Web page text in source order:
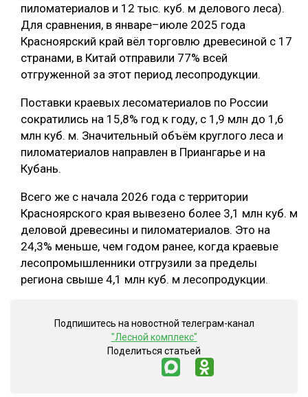
пиломатериалов и 12 тыс. куб. м делового леса).
Для сравнения, в январе–июле 2025 года
Красноярский край вёл торговлю древесиной с 17
странами, в Китай отправили 77% всей
отгруженной за этот период лесопродукции.
Поставки краевых лесоматериалов по России
сократились на 15,8% год к году, с 1,9 млн до 1,6
млн куб. м. Значительный объём круглого леса и
пиломатериалов направлен в Приангарье и на
Кубань.
Всего же с начала 2026 года с территории
Красноярского края вывезено более 3,1 млн куб. м
деловой древесины и пиломатериалов. Это на
24,3% меньше, чем годом ранее, когда краевые
лесопромышленники отгрузили за пределы
региона свыше 4,1 млн куб. м лесопродукции.
Подпишитесь на новостной телеграм-канал
"Лесной комплекс"
Поделиться статьей